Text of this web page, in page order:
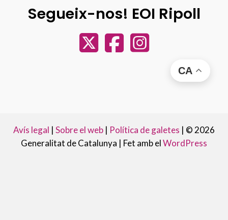
Segueix-nos! EOI Ripoll
CA
Avís legal | Sobre el web | Política de galetes | © 2026
Generalitat de Catalunya | Fet amb elWordPress